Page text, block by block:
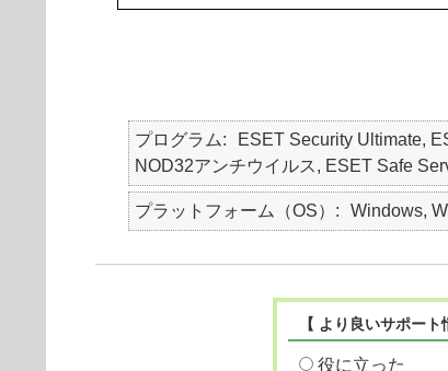
プログラム
ESET Security Ultimate,
NOD32アンチウイルス, ESET Safe
プラットフォーム（OS） Windows,
【 より良いサポー
役に立った